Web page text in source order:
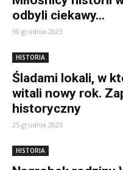
odbyli ciekawy...
30 grudnia 2023
HISTORIA
Śladami lokali, w
witali nowy rok.
historyczny
25 grudnia 2023
HISTORIA